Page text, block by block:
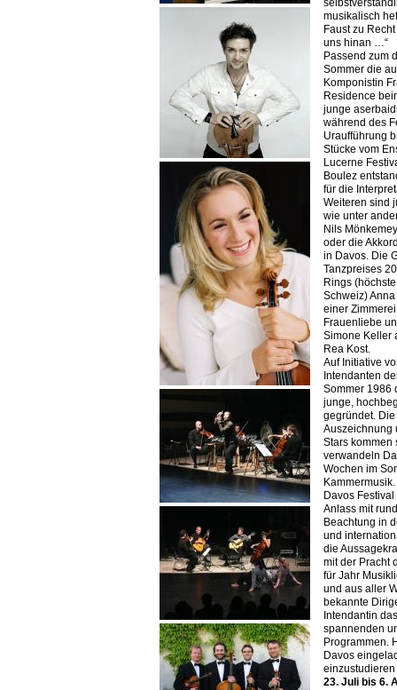
musikalisch
Faust zu
uns hinan …“
Passend zum
Sommer die
Komponistin
Residence
junge
während des
Uraufführung
Stücke vom
Lucerne
Boulez
für die
Weiteren sind
wie unter
Nils
oder die
in Davos. Die
Tanzpreises
Rings
Schweiz)
einer
Frauenliebe
Simone Keller
Rea Kost.
Auf Initiative
Intendanten
Sommer 1986
junge,
gegründet.
Auszeichnung
Stars kommen
verwandeln
Wochen im
Davos
Anlass mit
Beachtung in
und
die
mit der Pracht
für Jahr
und aus aller
bekannte
Intendantin
spannenden
Programmen.
Davos
23. Juli bis 6.